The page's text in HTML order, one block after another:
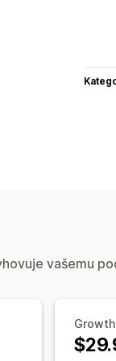
vašemu
Growth